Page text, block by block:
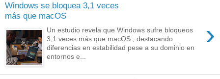
Windows se bloquea 3,1 veces
más que macOS
›
Un estudio revela que Windows sufre bloqueos
3,1 veces más que macOS , destacando
diferencias en estabilidad pese a su dominio en
entornos e...